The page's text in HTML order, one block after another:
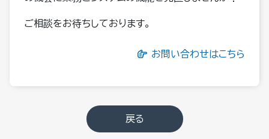
ご相談をお待ちしております。
お問い合わせはこちら
戻る